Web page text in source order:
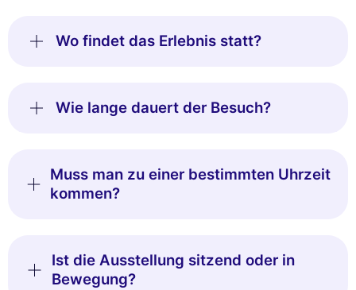
Wo findet das Erlebnis statt?
Wie lange dauert der Besuch?
Muss man zu einer bestimmten Uhrzeit
kommen?
Ist die Ausstellung sitzend oder in
Bewegung?